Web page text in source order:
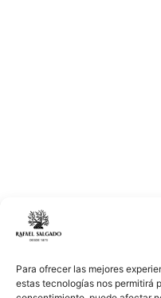
Para ofrecer las mejores
estas tecnologías nos permitirá